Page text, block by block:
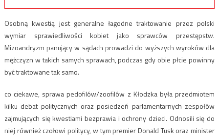
Osobną kwestią jest generalne łagodne traktowanie przez polski
wymiar sprawiedliwości kobiet jako sprawców przestępstw.
Mizoandryzm panujący w sądach prowadzi do wyższych wyroków dla
mężczyzn w takich samych sprawach, podczas gdy obie płcie powinny
być traktowane tak samo.
co ciekawe, sprawa pedofilów/zoofilów z Kłodzka była przedmiotem
kilku debat politycznych oraz posiedzeń parlamentarnych zespołów
zajmujących się kwestiami bezprawia i ochrony dzieci. Odnosili się do
niej również czołowi politycy, w tym premier Donald Tusk oraz minister